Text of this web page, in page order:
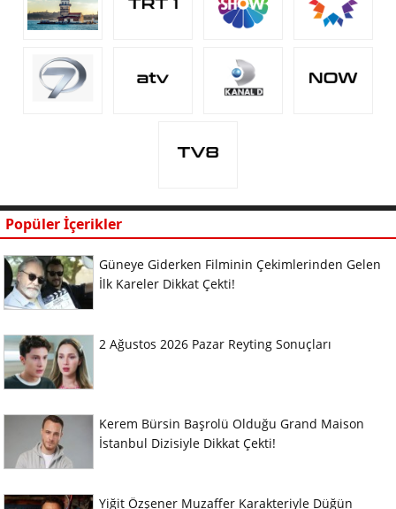
Popüler İçerikler
Güneye Giderken Filminin Çekimlerinden Gelen
İlk Kareler Dikkat Çekti!
2 Ağustos 2026 Pazar Reyting Sonuçları
Kerem Bürsin Başrolü Olduğu Grand Maison
İstanbul Dizisiyle Dikkat Çekti!
Yiğit Özşener Muzaffer Karakteriyle Düğün